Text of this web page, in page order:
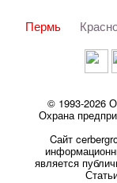
Пермь
© 1993-2026
Охрана
Cайт
является